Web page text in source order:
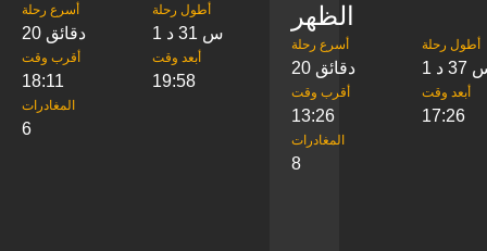
‎أسرع رحلة
20 دقائق
‎أطول رحلة
1 س 31 د
‎أقرب وقت
18:11
‎أبعد وقت
19:58
‎المغادرات
6
الظهر
‎أسرع رحلة
20 دقائق
‎أطول رحلة
37 د
‎أقرب وقت
13:26
‎أبعد وقت
17:26
‎المغادرات
8